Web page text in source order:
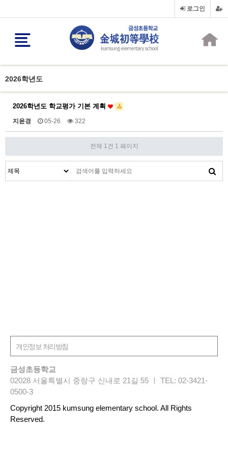
로그인
2026학년도
2026학년도 학교평가 기본 계획
지윤경 05-26 322
전체 1건 1 페이지
금성초등학교
02028 서울특별시 중랑구 신내로 21길 55 ㅣ TEL: 02-3421-
0500-3
Copyright 2015 kumsung elementary school. All Rights
Reserved.